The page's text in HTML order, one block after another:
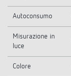
Autoconsumo
Misurazione in
luce
Colore